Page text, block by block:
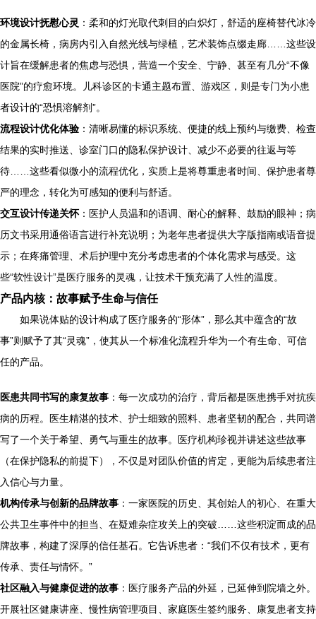
环境设计抚慰心灵 ：柔和的灯光取代刺目的白炽灯，舒适的座椅替代冰冷
的金属长椅，病房内引入自然光线与绿植，艺术装饰点缀走廊……这些设
计旨在缓解患者的焦虑与恐惧，营造一个安全、宁静、甚至有几分“不像
医院”的疗愈环境。儿科诊区的卡通主题布置、游戏区，则是专门为小患
者设计的“恐惧溶解剂”。
流程设计优化体验 ：清晰易懂的标识系统、便捷的线上预约与缴费、检查
结果的实时推送、诊室门口的隐私保护设计、减少不必要的往返与等
待……这些看似微小的流程优化，实质上是将尊重患者时间、保护患者尊
严的理念，转化为可感知的便利与舒适。
交互设计传递关怀：医护人员温和的语调、耐心的解释、鼓励的眼神；病
历文书采用通俗语言进行补充说明；为老年患者提供大字版指南或语音提
示；在疼痛管理、术后护理中充分考虑患者的个体化需求与感受。这
些“软性设计”是医疗服务的灵魂，让技术干预充满了人性的温度。
产品内核：故事赋予生命与信任
如果说体贴的设计构成了医疗服务的“形体”，那么其中蕴含的“故
事”则赋予了其“灵魂”，使其从一个标准化流程升华为一个有生命、可信
任的产品。
医患共同书写的康复故事 ：每一次成功的治疗，背后都是医患携手对抗疾
病的历程。医生精湛的技术、护士细致的照料、患者坚韧的配合，共同谱
写了一个关于希望、勇气与重生的故事。医疗机构珍视并讲述这些故事
（在保护隐私的前提下），不仅是对团队价值的肯定，更能为后续患者注
入信心与力量。
机构传承与创新的品牌故事 ：一家医院的历史、其创始人的初心、在重大
公共卫生事件中的担当、在疑难杂症攻关上的突破……这些积淀而成的品
牌故事，构建了深厚的信任基石。它告诉患者：“我们不仅有技术，更有
传承、责任与情怀。”
社区融入与健康促进的故事 ：医疗服务产品的外延，已延伸到院墙之外。
开展社区健康讲座、慢性病管理项目、家庭医生签约服务、康复患者支持